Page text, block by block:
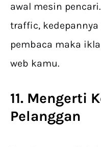
awal mesin
traffic,
pembaca maka
web kamu.
11. Mengerti
Pelanggan